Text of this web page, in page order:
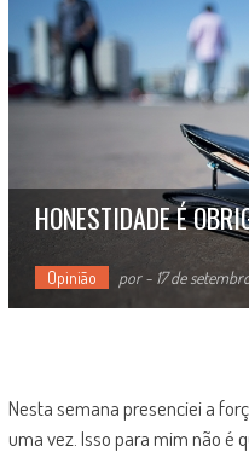
HONESTIDADE É
Opinião por- 17 de
Nesta semana presenciei a
uma vez. Isso para mim não é